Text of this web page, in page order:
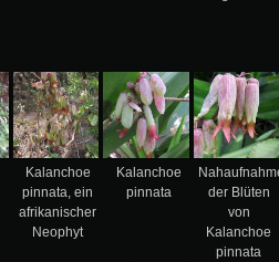
Kalanchoe
pinnata, ein
afrikanischer
Neophyt
Kalanchoe
pinnata
der Blüten
von
Kalanchoe
pinnata